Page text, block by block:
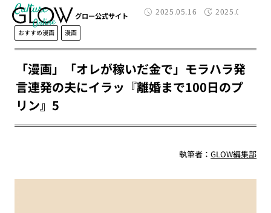
グロー公式サイト 2025.05.16 2025.05.19
Culture
おすすめ漫画 漫画
「漫画」「オレが稼いだ金で」モラハラ発
言連発の夫にイラッ『離婚まで100日のプ
リン』5
執筆者：GLOW編集部